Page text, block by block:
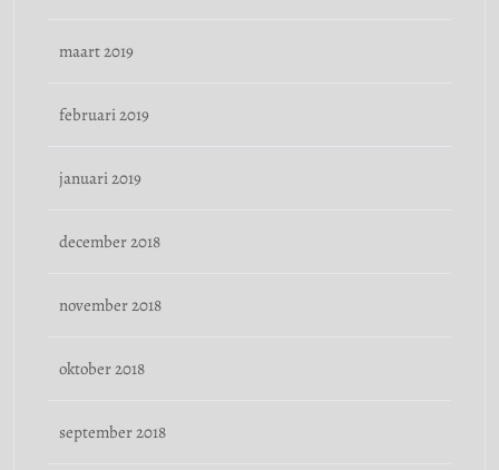
maart 2019
februari 2019
januari 2019
december 2018
november 2018
oktober 2018
september 2018